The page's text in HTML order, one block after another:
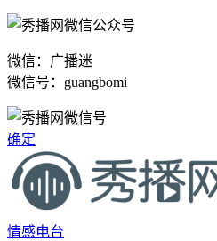
微信：广播迷
微信号：guangbomi
确定
情感电台